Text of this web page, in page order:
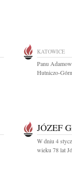
KATOWICE
Panu
Hutniczo-
JÓZEF
W dniu 4
wieku 78 lat